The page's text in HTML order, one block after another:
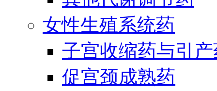
女性生殖系统药
子宫收缩药与引
促宫颈成熟药